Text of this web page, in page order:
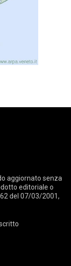
aggiornato senza
editoriale o
del 07/03/2001,